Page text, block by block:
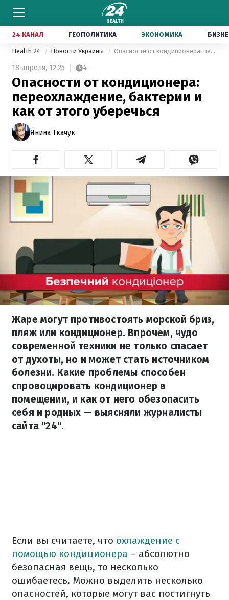
24 КАНАЛ ГЕОПОЛИТИКА ЭКОНОМИКА
Health 24 Новости Украины Опасности от кондиционера: переохлаждение, бактерии и как от этого уберечься
18 апреля, 12:25 4
Опасности от кондиционера:
переохлаждение, бактерии и
как от этого уберечься
Янина Ткачук
Жаре могут противостоять морской бриз,
пляж или кондиционер. Впрочем, чудо
современной техники не только спасает
от духоты, но и может стать источником
болезни. Какие проблемы способен
спровоцировать кондиционер в
помещении, и как от него обезопасить
себя и родных — выясняли журналисты
сайта "24".
Если вы считаете, что охлаждение с
помощью кондиционера – абсолютно
безопасная вещь, то несколько
ошибаетесь. Можно выделить несколько
опасностей, которые могут вас постигнуть